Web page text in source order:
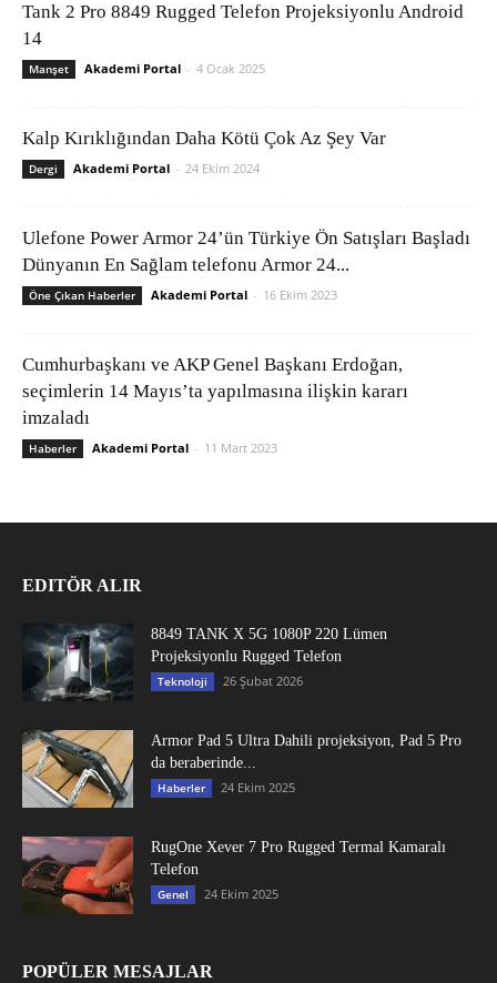
Tank 2 Pro 8849 Rugged Telefon Projeksiyonlu Android
14
Manşet Akademi Portal - 4 Ocak 2025
Kalp Kırıklığından Daha Kötü Çok Az Şey Var
Dergi Akademi Portal - 24 Ekim 2024
Ulefone Power Armor 24’ün Türkiye Ön Satışları Başladı
Dünyanın En Sağlam telefonu Armor 24...
Öne Çıkan Haberler Akademi Portal - 16 Ekim 2023
Cumhurbaşkanı ve AKP Genel Başkanı Erdoğan,
seçimlerin 14 Mayıs’ta yapılmasına ilişkin kararı
imzaladı
Haberler Akademi Portal - 11 Mart 2023
EDITÖR ALIR
8849 TANK X 5G 1080P 220 Lümen
Projeksiyonlu Rugged Telefon
Teknoloji 26 Şubat 2026
Armor Pad 5 Ultra Dahili projeksiyon, Pad 5 Pro
da beraberinde...
Haberler 24 Ekim 2025
RugOne Xever 7 Pro Rugged Termal Kamaralı
Telefon
Genel 24 Ekim 2025
POPÜLER MESAJLAR